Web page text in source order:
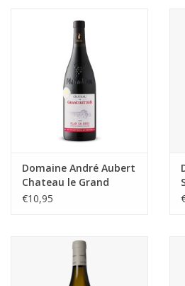
Domaine André Aubert
Chateau le Grand
Retour
€10,95